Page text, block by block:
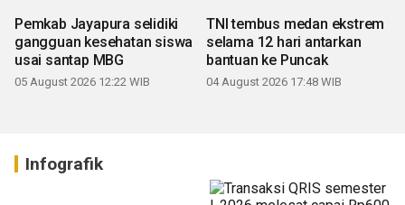
Pemkab Jayapura selidiki
gangguan kesehatan siswa
usai santap MBG
05 August 2026 12:22 WIB
TNI tembus medan ekstrem
selama 12 hari antarkan
bantuan ke Puncak
04 August 2026 17:48 WIB
Infografik